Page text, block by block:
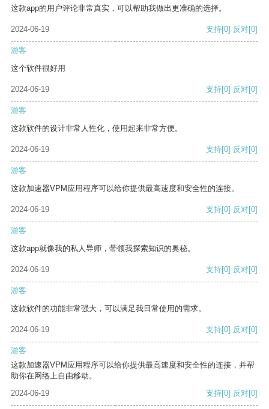
这款app的用户评论非常真实，可以帮助我做出更准确的选择。
2024-06-19 支持[0] 反对[0]
游客
这个软件很好用
2024-06-19 支持[0] 反对[0]
游客
这款软件的设计非常人性化，使用起来非常方便。
2024-06-19 支持[0] 反对[0]
游客
这款加速器VPM应用程序可以给你提供最高速度和安全性的连接。
2024-06-19 支持[0] 反对[0]
游客
这款app就像我的私人导师，带领我探索知识的奥秘。
2024-06-19 支持[0] 反对[0]
游客
这款软件的功能非常强大，可以满足我日常使用的需求。
2024-06-19 支持[0] 反对[0]
游客
这款加速器VPM应用程序可以给你提供最高速度和安全性的连接，并帮
助你在网络上自由移动。
2024-06-19
支持[0] 反对[0]